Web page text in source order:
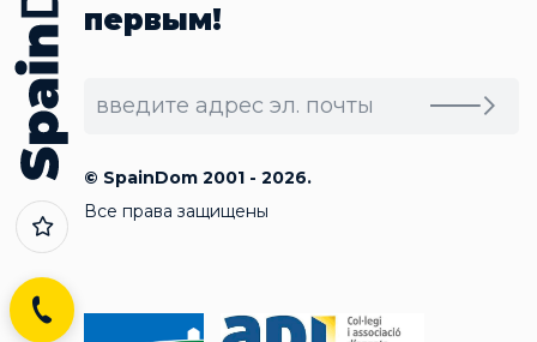
первым!
© SpainDom 2001 - 2026.
Все права защищены